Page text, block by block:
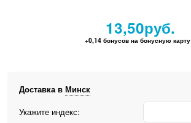
13,50руб.
+0,14 бонусов на бонусную карту
Доставка в Минск
Укажите индекс: